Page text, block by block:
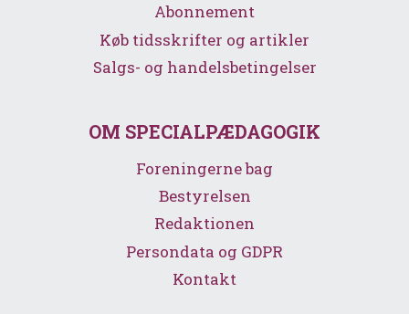
Abonnement
Køb tidsskrifter og artikler
Salgs- og handelsbetingelser
OM SPECIALPÆDAGOGIK
Foreningerne bag
Bestyrelsen
Redaktionen
Persondata og GDPR
Kontakt